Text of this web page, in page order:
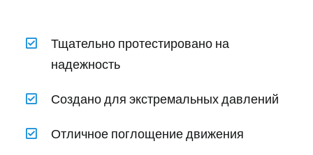
Тщательно протестировано на
надежность
Создано для экстремальных давлений
Отличное поглощение движения